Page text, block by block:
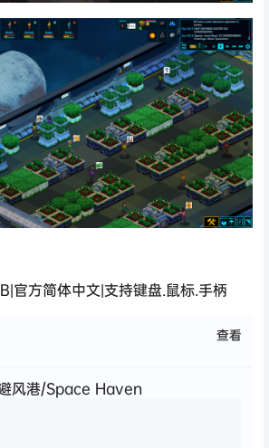
官方简体中文|支持键盘.鼠标.手柄
查看
风港/Space Haven